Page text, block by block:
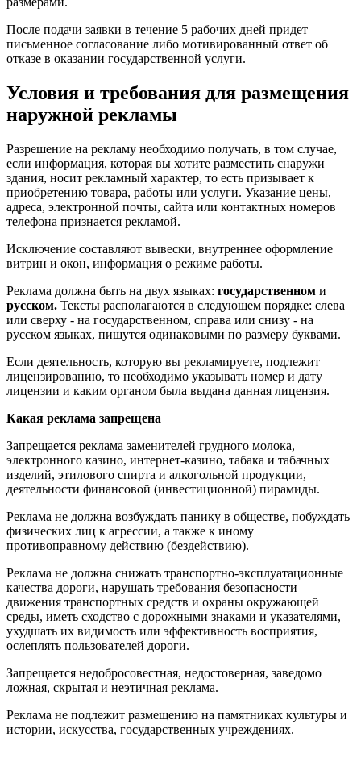
После подачи заявки в течение 5 рабочих дней придет
письменное согласование либо мотивированный ответ об
отказе в оказании государственной услуги.
Условия и требования для размещения
наружной рекламы
Разрешение на рекламу необходимо получать, в том случае,
если информация, которая вы хотите разместить снаружи
здания, носит рекламный характер, то есть призывает к
приобретению товара, работы или услуги. Указание цены,
адреса, электронной почты, сайта или контактных номеров
телефона признается рекламой.
Исключение составляют вывески, внутреннее оформление
витрин и окон, информация о режиме работы.
Реклама должна быть на двух языках: государственном и
русском. Тексты располагаются в следующем порядке: слева
или сверху - на государственном, справа или снизу - на
русском языках, пишутся одинаковыми по размеру буквами.
Если деятельность, которую вы рекламируете, подлежит
лицензированию, то необходимо указывать номер и дату
лицензии и каким органом была выдана данная лицензия.
Какая реклама запрещена
Запрещается реклама заменителей грудного молока,
электронного казино, интернет-казино, табака и табачных
изделий, этилового спирта и алкогольной продукции,
деятельности финансовой (инвестиционной) пирамиды.
Реклама не должна возбуждать панику в обществе, побуждать
физических лиц к агрессии, а также к иному
противоправному действию (бездействию).
Реклама не должна снижать транспортно-эксплуатационные
качества дороги, нарушать требования безопасности
движения транспортных средств и охраны окружающей
среды, иметь сходство с дорожными знаками и указателями,
ухудшать их видимость или эффективность восприятия,
ослеплять пользователей дороги.
Запрещается недобросовестная, недостоверная, заведомо
ложная, скрытая и неэтичная реклама.
Реклама не подлежит размещению на памятниках культуры и
истории, искусства, государственных учреждениях.